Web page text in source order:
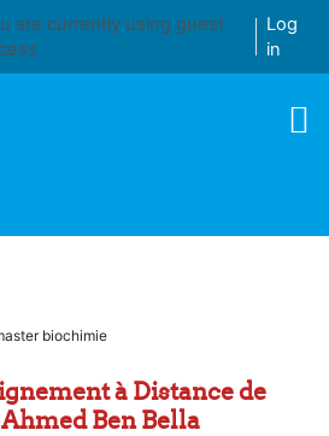
are currently using guest
Log
in
biochimie
à Distance de
Ben Bella